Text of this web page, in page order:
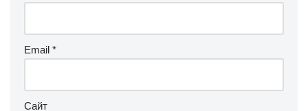
Email *
Сайт